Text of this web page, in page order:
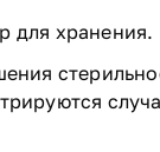
для хранения.